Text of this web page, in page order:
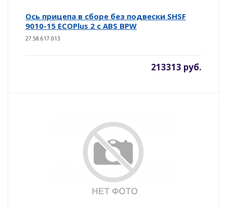
Ось прицепа в сборе без подвески SHSF
9010-15 ECOPlus 2 с ABS BPW
27.58.617.013
213313 руб.